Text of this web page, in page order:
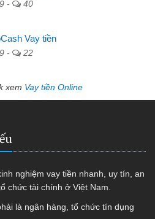
- 40
Vay tiền
- 22
xem Vay tiền Online
nghiệm vay tiền nhanh, uy tín, an
chức tài chính ở Việt Nam.
là ngân hàng, tổ chức tín dụng